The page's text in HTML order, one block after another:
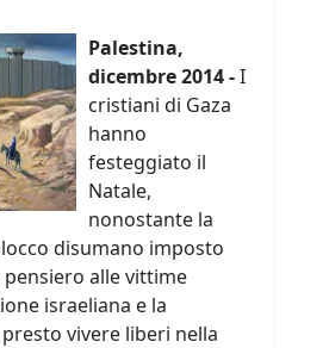
Palestina,
dicembre 2014 -I
cristiani di Gaza
hanno
festeggiato il
Natale,
nonostante la
disumano imposto
pensiero alle vittime
israeliana e la
vivere liberi nella